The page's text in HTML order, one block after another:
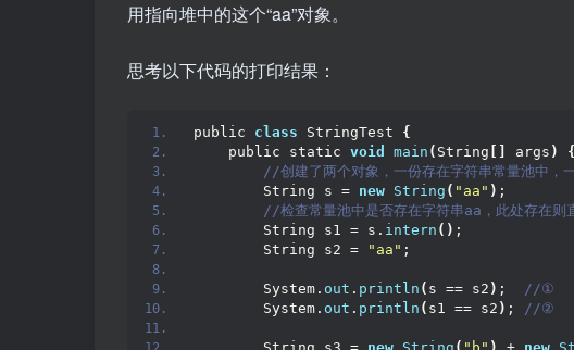
用指向堆中的这个“aa”对象。
思考以下代码的打印结果：
public class StringTest {
    public static
void main ( String args )
{
//创建了两个对象，一份存在字符串常量池中，
        String s =
new String ( "aa" ) ;
//检查常量池中是否存在字符串aa，此处存在则
        String s1 = s.
intern () ;
        String s2 =
"aa" ;
        System.
out . println ( s == s2 ) ;
//①
        System.
out . println ( s1 == s2 ) ; //②